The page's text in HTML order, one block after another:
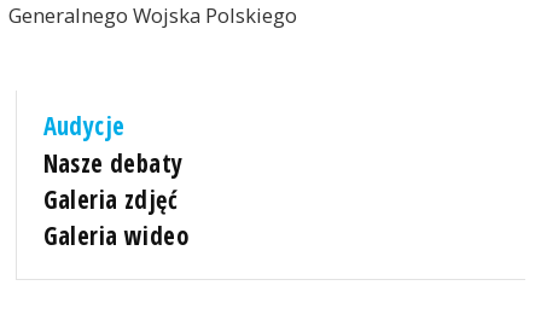
Generalnego Wojska Polskiego
Audycje
Nasze debaty
Galeria zdjęć
Galeria wideo